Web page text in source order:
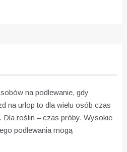
na podlewanie, gdy
na urlop to dla wielu osób czas
Dla roślin – czas próby. Wysokie
podlewania mogą